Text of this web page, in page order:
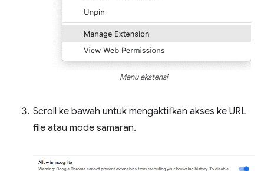
Menu ekstensi
Scroll ke bawah untuk mengaktifkan akses ke URL
file atau mode samaran.